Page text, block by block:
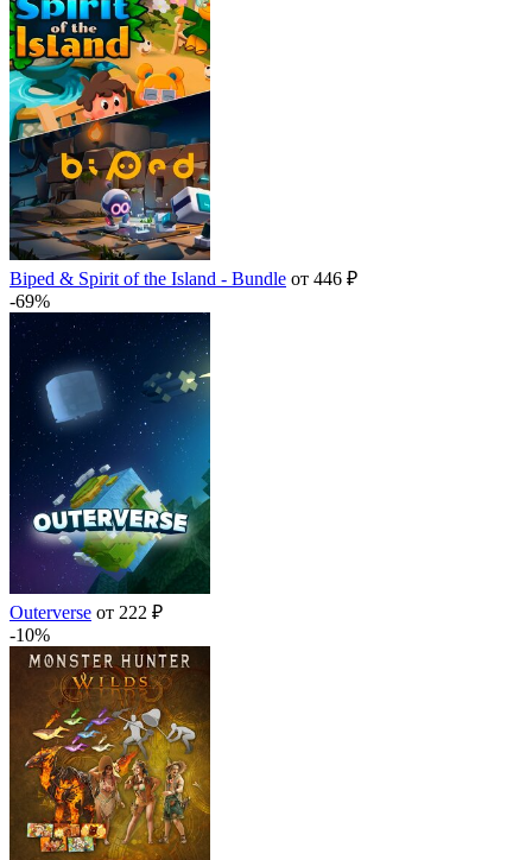
Biped & Spirit of the Island - Bundle от 446 ₽
-69%
Outerverse от 222 ₽
-10%